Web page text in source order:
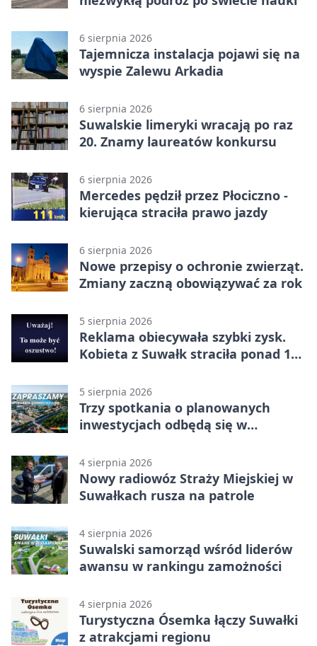
6 sierpnia 2026
Tajemnicza instalacja pojawi się na
wyspie Zalewu Arkadia
6 sierpnia 2026
Suwalskie limeryki wracają po raz
20. Znamy laureatów konkursu
6 sierpnia 2026
Mercedes pędził przez Płociczno -
kierująca straciła prawo jazdy
6 sierpnia 2026
Nowe przepisy o ochronie zwierząt.
Zmiany zaczną obowiązywać za rok
5 sierpnia 2026
Reklama obiecywała szybki zysk.
Kobieta z Suwałk straciła ponad 190
5 sierpnia 2026
Trzy spotkania o planowanych
inwestycjach odbędą się w
4 sierpnia 2026
Nowy radiowóz Straży Miejskiej w
Suwałkach rusza na patrole
4 sierpnia 2026
Suwalski samorząd wśród liderów
awansu w rankingu zamożności
4 sierpnia 2026
Turystyczna Ósemka łączy Suwałki
z atrakcjami regionu